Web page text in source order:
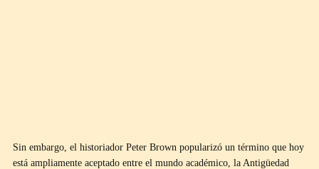
Sin embargo, el historiador Peter Brown popularizó un término que hoy
está ampliamente aceptado entre el mundo académico, la Antigüedad